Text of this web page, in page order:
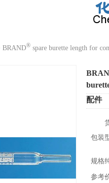
BRAND® spare burette length for
配件
包装
规格
参考